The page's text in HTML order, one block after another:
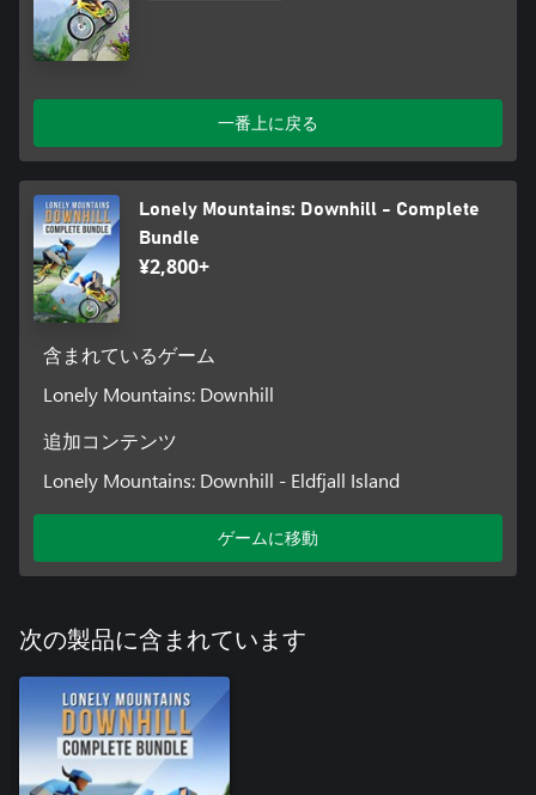
一番上に戻る
Lonely Mountains: Downhill - Complete
Bundle
¥2,800+
含まれているゲーム
Lonely Mountains: Downhill
追加コンテンツ
Lonely Mountains: Downhill - Eldfjall Island
ゲームに移動
次の製品に含まれています